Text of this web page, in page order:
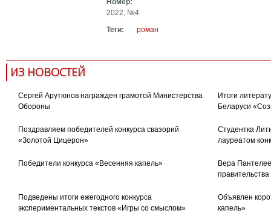
2022, №4
Теги:
роман
ИЗ НОВОСТЕЙ
Сергей Арутюнов награжден грамотой Министерства
Обороны
Итоги
Беларуси
Поздравляем победителей конкурса свазорий
«Золотой Цицерон»
Студентка
лауреатом
Победители конкурса «Весенняя капель»
Вера
Подведены итоги ежегодного конкурса
экспериментальных текстов «Игры со смыслом»
Объявлен
капель»